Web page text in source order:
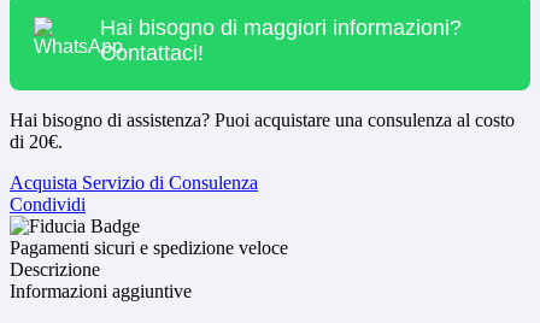
Hai bisogno di maggiori informazioni?
Contattaci!
Hai bisogno di assistenza? Puoi acquistare una consulenza al costo
di 20€.
Acquista Servizio di Consulenza
Condividi
Pagamenti sicuri e spedizione veloce
Descrizione
Informazioni aggiuntive